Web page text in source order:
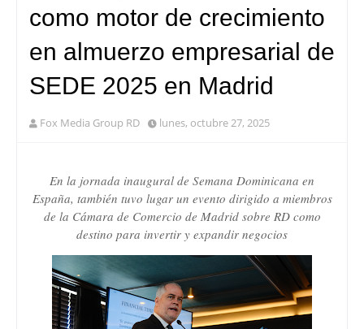
como motor de crecimiento
en almuerzo empresarial de
SEDE 2025 en Madrid
Fox Media Group RD lunes, octubre 27, 2025
En la jornada inaugural de Semana Dominicana en
España, también tuvo lugar un evento dirigido a miembros
de la Cámara de Comercio de Madrid sobre RD como
destino para invertir y expandir negocios